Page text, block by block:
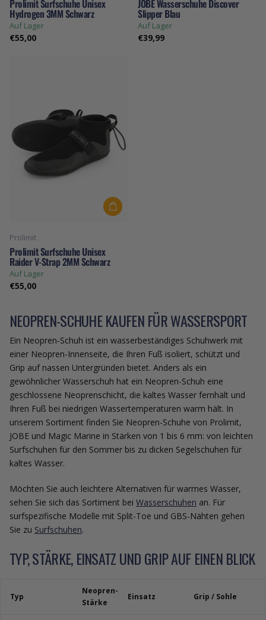
Prolimit Surfschuhe Unisex
Hydrogen 3MM Schwarz
Auf Lager
€55,00
JOBE Wasserschuhe Discover
Slipper Blau
Auf Lager
€39,99
Prolimit
Prolimit Surfschuhe Unisex
Raider V-Strap 2MM Schwarz
Auf Lager
€55,00
NEOPREN-SCHUHE KAUFEN FÜR WASSERSPORT
Ein Neopren-Schuh ist ein wasserbeständiges Schuhwerk mit
einer Neopren-Innenseite, die Ihren Fuß isoliert, schützt und
Grip auf nassen Untergründen bietet. Anders als ein
gewöhnlicher Wasserschuh hat ein Neopren-Schuh eine
geschlossene Neoprenschicht, die kaltes Wasser fernhält und
Ihren Fuß bei niedrigen Wassertemperaturen warm hält. In
unserem Sortiment finden Sie Neopren-Schuhe von Prolimit,
JOBE und Magic Marine in Stärken von 1 bis 6 mm: von leichten
Surfschuhen für den Sommer bis zu dicken Segelschuhen für
kaltes Wasser.
Möchten Sie auch leichtere Alternativen für warmes Wasser,
sehen Sie sich das Sortiment bei Wasserschuhen an. Für
surfspezifische Modelle mit Split-Toe und GBS-Nähten gehen
Sie zu Surfschuhen.
TYP, STÄRKE, EINSATZ UND GRIP AUF EINEN BLICK
Typ
Neopren-
Stärke
Einsatz Grip / Sohle